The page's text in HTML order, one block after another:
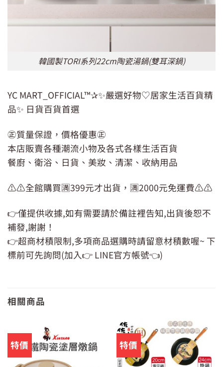
韓國製TORI系列22cm陶瓷湯鍋(雙耳深鍋)
YC MART_OFFICIAL™✰✨嚴選好物♡居家生活百貨精
品✨ 日貨百貨首選
㊣質量保證，價格優惠㊣
本店販賣各種潮流小物及各式各樣生活百貨
餐廚、衛浴、日貨、美妝、清潔、收納用品
⚠️⚠️全館購買🈵399元才出貨，🈵2000元免運費⚠️⚠️
👉僅提供收據,如有需要請於備註裡告知,出貨後恕不
補發,謝謝！
👉超商材積限制,多項商品選購時請留意材積數喔~ 下
標前可先詢問(加入👉 LINE官方帳號👈)
相關商品
特價 特價